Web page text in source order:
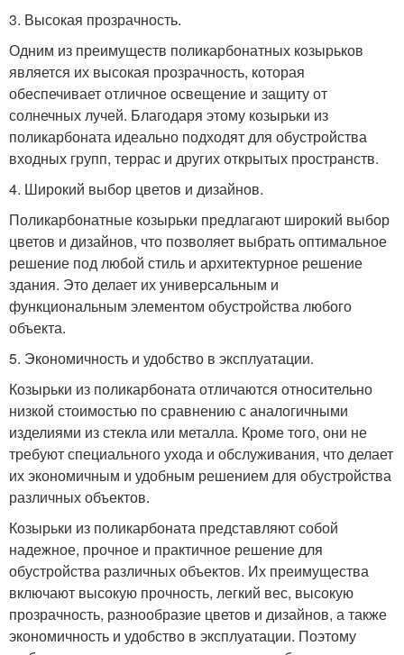
3. Высокая прозрачность.
Одним из преимуществ поликарбонатных козырьков
является их высокая прозрачность, которая
обеспечивает отличное освещение и защиту от
солнечных лучей. Благодаря этому козырьки из
поликарбоната идеально подходят для обустройства
входных групп, террас и других открытых пространств.
4. Широкий выбор цветов и дизайнов.
Поликарбонатные козырьки предлагают широкий выбор
цветов и дизайнов, что позволяет выбрать оптимальное
решение под любой стиль и архитектурное решение
здания. Это делает их универсальным и
функциональным элементом обустройства любого
объекта.
5. Экономичность и удобство в эксплуатации.
Козырьки из поликарбоната отличаются относительно
низкой стоимостью по сравнению с аналогичными
изделиями из стекла или металла. Кроме того, они не
требуют специального ухода и обслуживания, что делает
их экономичным и удобным решением для обустройства
различных объектов.
Козырьки из поликарбоната представляют собой
надежное, прочное и практичное решение для
обустройства различных объектов. Их преимущества
включают высокую прочность, легкий вес, высокую
прозрачность, разнообразие цветов и дизайнов, а также
экономичность и удобство в эксплуатации. Поэтому